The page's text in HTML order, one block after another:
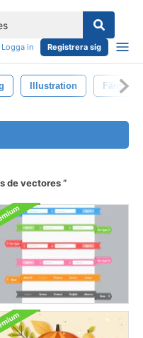
Logga in Registrera sig
Illustration Färg
de vectores